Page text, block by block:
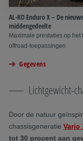
AL-KO Enduro X – De
middengedeelte
Maximale prestaties op
offroad-toepassingen
Gegevens
Lichtgewicht-
Door de natuur
chassisgeneratie Vario
tot 30 procent aan